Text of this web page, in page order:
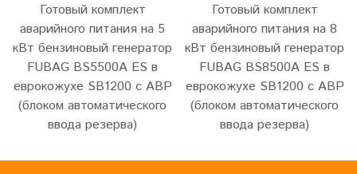
Готовый комплект
аварийного питания на 5
кВт бензиновый генератор
FUBAG BS5500A ES в
еврокожухе SB1200 с АВР
(блоком автоматического
ввода резерва)
Готовый комплект
аварийного питания на 8
кВт бензиновый генератор
FUBAG BS8500A ES в
еврокожухе SB1200 с АВР
(блоком автоматического
ввода резерва)